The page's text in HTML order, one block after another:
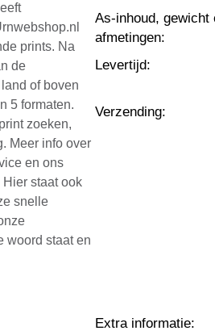
As-inhoud, gewicht
afmetingen:
Levertijd:
Verzending:
Extra informatie:
prints. Na
de
of boven
5 formaten.
zoeken,
Meer info over
en ons
staat ook
snelle
woord staat en